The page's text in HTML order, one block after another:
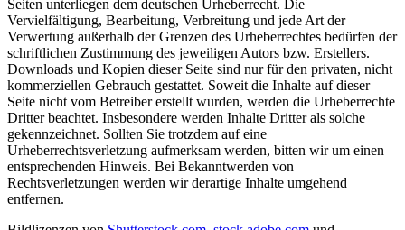
Seiten unterliegen dem deutschen Urheberrecht. Die
Vervielfältigung, Bearbeitung, Verbreitung und jede Art der
Verwertung außerhalb der Grenzen des Urheberrechtes bedürfen der
schriftlichen Zustimmung des jeweiligen Autors bzw. Erstellers.
Downloads und Kopien dieser Seite sind nur für den privaten, nicht
kommerziellen Gebrauch gestattet. Soweit die Inhalte auf dieser
Seite nicht vom Betreiber erstellt wurden, werden die Urheberrechte
Dritter beachtet. Insbesondere werden Inhalte Dritter als solche
gekennzeichnet. Sollten Sie trotzdem auf eine
Urheberrechtsverletzung aufmerksam werden, bitten wir um einen
entsprechenden Hinweis. Bei Bekanntwerden von
Rechtsverletzungen werden wir derartige Inhalte umgehend
entfernen.